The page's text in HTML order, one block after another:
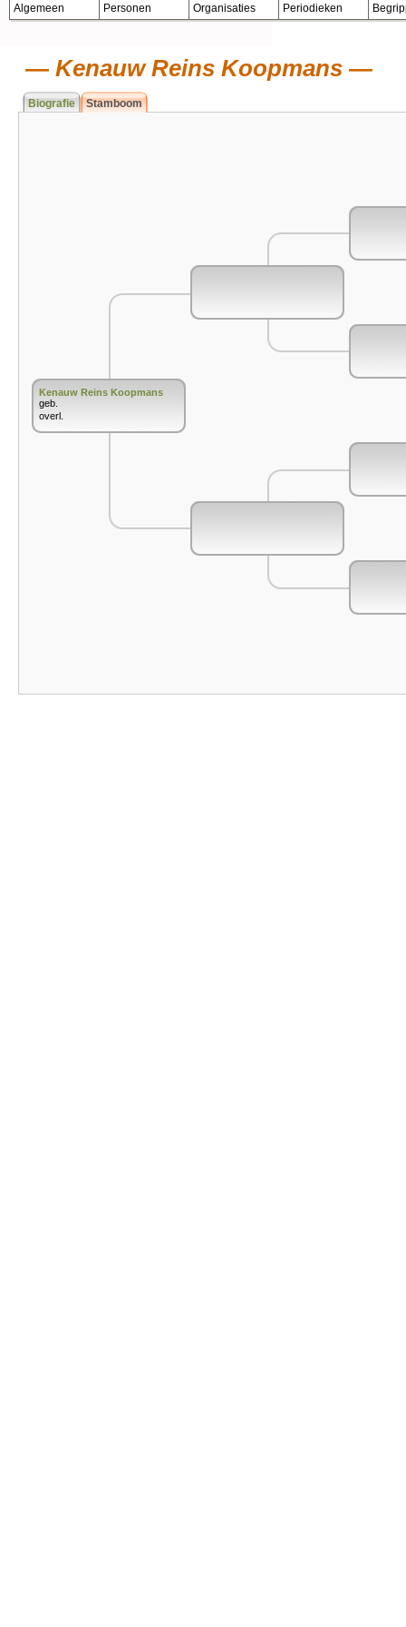
Algemeen Personen Organisaties Periodieken
Kenauw Reins Koopmans
Biografie Stamboom
Kenauw Reins Koopmans
geb.
overl.